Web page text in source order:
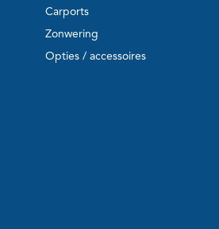
Carports
Zonwering
Opties / accessoires